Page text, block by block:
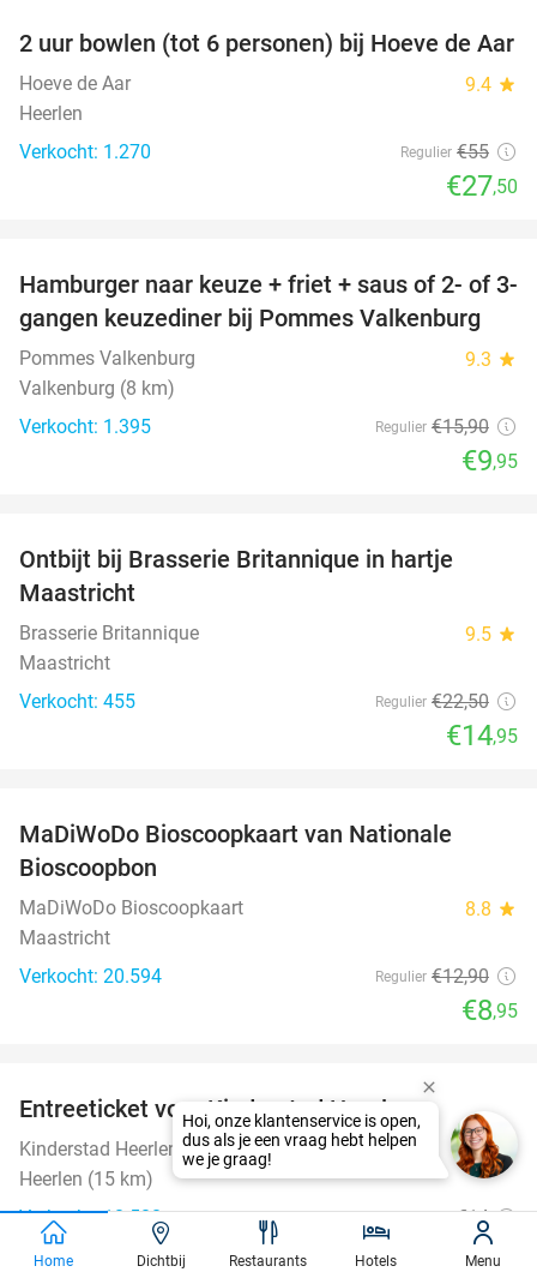
50%
2 uur bowlen (tot 6 personen) bij Hoeve de Aar
Hoeve de Aar 9.4 star
Heerlen
Verkocht: 1.270
Regulier €55
€27,50
37%
Hamburger naar keuze + friet + saus of 2- of 3-
gangen keuzediner bij Pommes Valkenburg
Pommes Valkenburg 9.3 star
Valkenburg (8 km)
Verkocht: 1.395
Regulier €15,90
€9,95
Ontbijt bij Brasserie Britannique in hartje
Maastricht
Brasserie Britannique 9.5 star
Maastricht
Verkocht: 455
Regulier €22,50
€14,95
MaDiWoDo Bioscoopkaart van Nationale
Bioscoopbon
MaDiWoDo Bioscoopkaart 8.8 star
Maastricht
Verkocht: 20.594
Regulier €12,90
€8,95
32%
Entreeticket voor Kinderstad Heerlen
Kinderstad Heerlen 8.9star
Heerlen (15 km)
Verkocht: 10.508
Regulier €14
€9
Home Dichtbij Restaurants Hotels Menu